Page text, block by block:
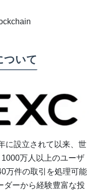
ついて
に設立されて以来、世
万人以上のユーザ
万件の取引を処理可能
ダーから経験豊富な投